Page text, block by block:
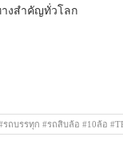
งสำคัญทั่วโลก
รถบรรทุก #รถสิบล้อ #10ล้อ